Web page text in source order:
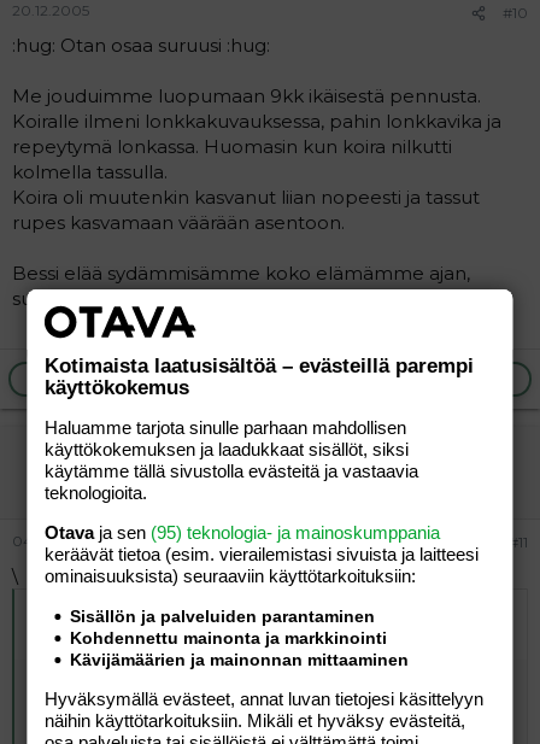
20.12.2005 #10
:hug: Otan osaa suruusi :hug:
Me jouduimme luopumaan 9kk ikäisestä pennusta.
Koiralle ilmeni lonkkakuvauksessa, pahin lonkkavika ja
repeytymä lonkassa. Huomasin kun koira nilkutti
kolmella tassulla.
Koira oli muutenkin kasvanut liian nopeesti ja tassut
rupes kasvamaan väärään asentoon.
Bessi elää sydämmisämme koko elämämme ajan,
suloisempaa, kauniimpaa ja kiltimpää koiraa saa etsiä.
Vastaa
Ilmoita asiaton viesti
PlaaPlaaPlaa
Jäsen
04.01.2006 #11
\
Alkuperäinen kirjoittaja05.12.2005 klo 18:31 LaPooh
kirjoitti:
Kun ensimmäinen koirani jouduttiin lopettamaan, olin
niin shokissa etten muistanut illan tapahtumia. Nyt siitä
Kotimaista laatusisältöä – evästeillä parempi
käyttökokemus
Haluamme tarjota sinulle parhaan mahdollisen
käyttökokemuksen ja laadukkaat sisällöt, siksi
käytämme tällä sivustolla evästeitä ja vastaavia
teknologioita.
Otavaja sen (95) teknologia- ja mainoskumppania
keräävät tietoa (esim. vierailemis­tasi sivuista ja laitteesi
ominaisuuk­sista) seuraaviin käyttötarkoituksiin:
Sisällön ja palveluiden parantaminen
Kohdennettu mainonta ja markkinointi
Kävijämäärien ja mainonnan mittaaminen
Hyväksymällä evästeet, annat luvan tietojesi käsittelyyn
näihin käyttötarkoituksiin. Mikäli et hyväksy evästeitä,